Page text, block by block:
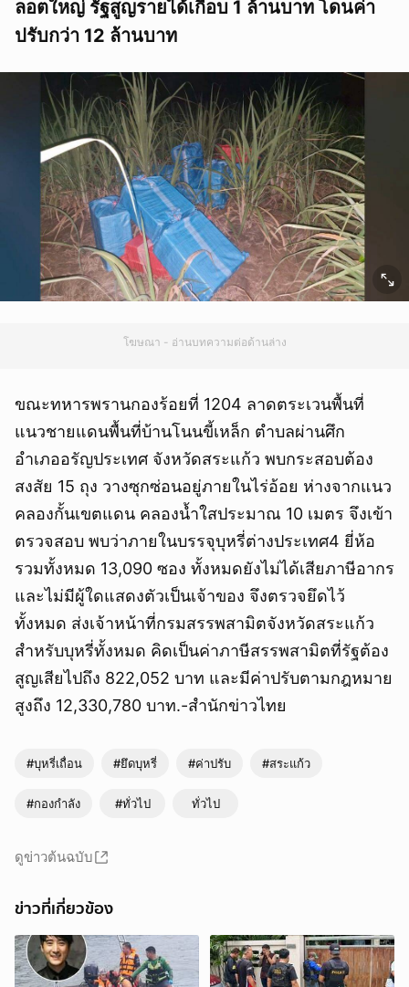
ลอตใหญ่ รัฐสูญรายได้เกือบ 1 ล้านบาท โดนค่า
ปรับกว่า 12 ล้านบาท
โฆษณา - อ่านบทความต่อด้านล่าง
ขณะทหารพรานกองร้อยที่ 1204 ลาดตระเวนพื้นที่
แนวชายแดนพื้นที่บ้านโนนขี้เหล็ก ตำบลผ่านศึก
อำเภออรัญประเทศ จังหวัดสระแก้ว พบกระสอบต้อง
สงสัย 15 ถุง วางซุกซ่อนอยู่ภายในไร่อ้อย ห่างจากแนว
คลองกั้นเขตแดน คลองน้ำใสประมาณ 10 เมตร จึงเข้า
ตรวจสอบ พบว่าภายในบรรจุบุหรี่ต่างประเทศ4 ยี่ห้อ
รวมทั้งหมด 13,090 ซอง ทั้งหมดยังไม่ได้เสียภาษีอากร
และไม่มีผู้ใดแสดงตัวเป็นเจ้าของ จึงตรวจยึดไว้
ทั้งหมด ส่งเจ้าหน้าที่กรมสรรพสามิตจังหวัดสระแก้ว
สำหรับบุหรี่ทั้งหมด คิดเป็นค่าภาษีสรรพสามิตที่รัฐต้อง
สูญเสียไปถึง 822,052 บาท และมีค่าปรับตามกฎหมาย
สูงถึง 12,330,780 บาท.-สำนักข่าวไทย
#บุหรี่เถื่อน #ยึดบุหรี่ #ค่าปรับ #สระแก้ว
#กองกำลัง #ทั่วไป ทั่วไป
ดูข่าวต้นฉบับ
ข่าวที่เกี่ยวข้อง